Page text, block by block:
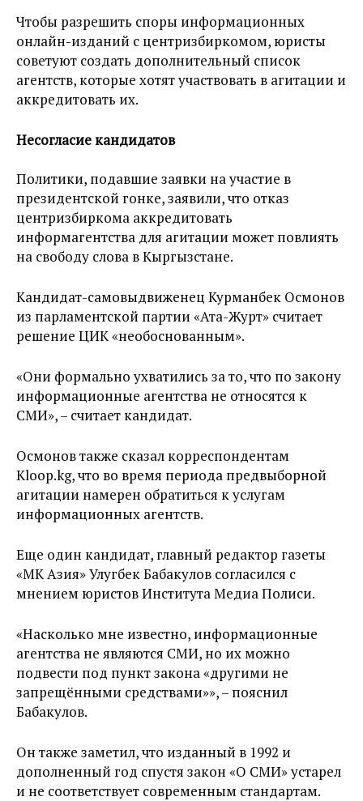
Чтобы разрешить споры информационных
онлайн-изданий с центризбиркомом, юристы
советуют создать дополнительный список
агентств, которые хотят участвовать в агитации и
аккредитовать их.
Несогласие кандидатов
Политики, подавшие заявки на участие в
президентской гонке, заявили, что отказ
центризбиркома аккредитовать
информагентства для агитации может повлиять
на свободу слова в Кыргызстане.
Кандидат-самовыдвиженец Курманбек Осмонов
из парламентской партии «Ата-Журт» считает
решение ЦИК «необоснованным».
«Они формально ухватились за то, что по закону
информационные агентства не относятся к
СМИ», – считает кандидат.
Осмонов также сказал корреспондентам
Kloop.kg, что во время периода предвыборной
агитации намерен обратиться к услугам
информационных агентств.
Еще один кандидат, главный редактор газеты
«МК Азия» Улугбек Бабакулов согласился с
мнением юристов Института Медиа Полиси.
«Насколько мне известно, информационные
агентства не являются СМИ, но их можно
подвести под пункт закона «другими не
запрещёнными средствами»», – пояснил
Бабакулов.
Он также заметил, что изданный в 1992 и
дополненный год спустя закон «О СМИ» устарел
и не соответствует современным стандартам.